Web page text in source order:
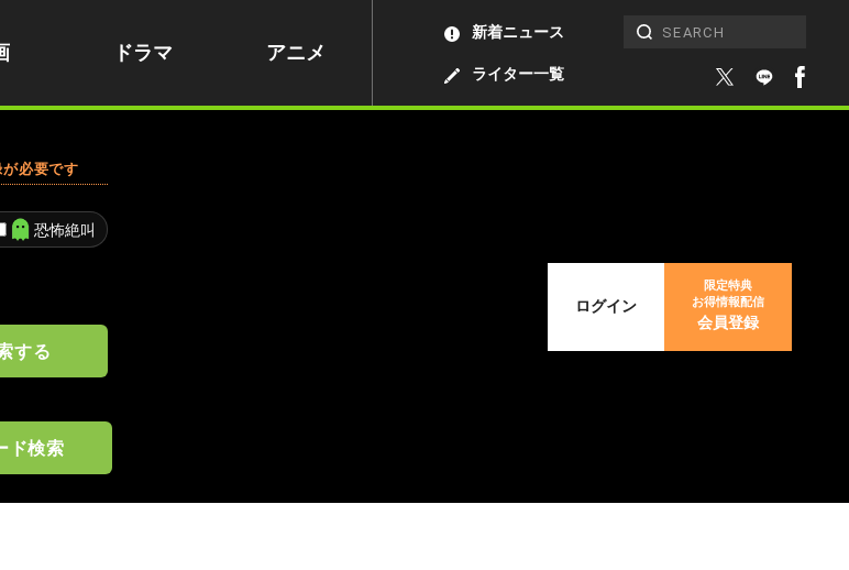
ドラマ アニメ
ライター一覧
新着ニュース
必要です
恐怖絶叫
する
ド検索
ログイン
限定特典
お得情報配信
会員登録